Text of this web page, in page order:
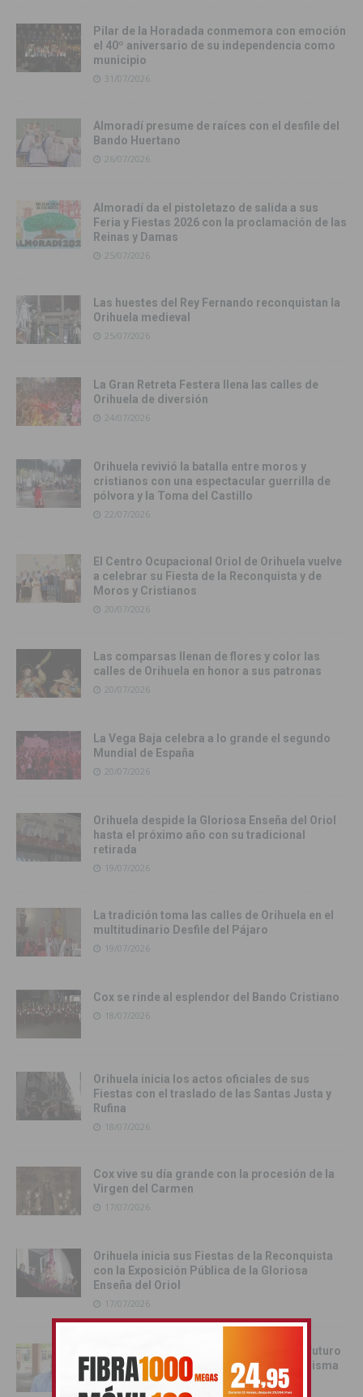
Pilar de la Horadada conmemora con emoción
el 40º aniversario de su independencia como
municipio
31/07/2026
Almoradí presume de raíces con el desfile del
Bando Huertano
26/07/2026
Almoradí da el pistoletazo de salida a sus
Feria y Fiestas 2026 con la proclamación de las
Reinas y Damas
25/07/2026
Las huestes del Rey Fernando reconquistan la
Orihuela medieval
25/07/2026
La Gran Retreta Festera llena las calles de
Orihuela de diversión
24/07/2026
Orihuela revivió la batalla entre moros y
cristianos con una espectacular guerrilla de
pólvora y la Toma del Castillo
22/07/2026
El Centro Ocupacional Oriol de Orihuela vuelve
a celebrar su Fiesta de la Reconquista y de
Moros y Cristianos
20/07/2026
Las comparsas llenan de flores y color las
calles de Orihuela en honor a sus patronas
20/07/2026
La Vega Baja celebra a lo grande el segundo
Mundial de España
20/07/2026
Orihuela despide la Gloriosa Enseña del Oriol
hasta el próximo año con su tradicional
retirada
19/07/2026
La tradición toma las calles de Orihuela en el
multitudinario Desfile del Pájaro
19/07/2026
Cox se rinde al esplendor del Bando Cristiano
18/07/2026
Orihuela inicia los actos oficiales de sus
Fiestas con el traslado de las Santas Justa y
Rufina
18/07/2026
Cox vive su día grande con la procesión de la
Virgen del Carmen
17/07/2026
Orihuela inicia sus Fiestas de la Reconquista
con la Exposición Pública de la Gloriosa
Enseña del Oriol
17/07/2026
Juan Martínez Tomé: «Orihuela tiene un futuro
esplendoroso si todos remamos en la misma
dirección»